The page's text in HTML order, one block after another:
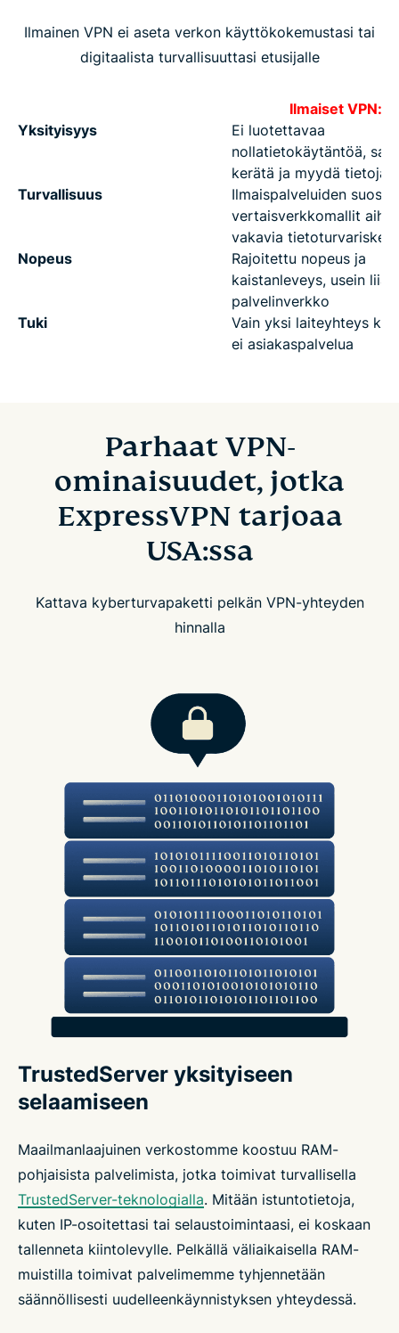
Ilmainen VPN ei aseta verkon käyttökokemustasi tai
digitaalista turvallisuuttasi etusijalle
Ilmaiset VPN:t
Yksityisyys
Ei luotettavaa
nollatietokäytäntöä,
kerätä ja myydä tietojasi
Turvallisuus
Ilmaispalveluiden
vertaisverkkomallit
vakavia tietoturvariskejä
Nopeus
Rajoitettu nopeus ja
kaistanleveys, usein
palvelinverkko
Tuki
Vain yksi laiteyhteys
ei asiakaspalvelua
Parhaat VPN-
ominaisuudet, jotka
ExpressVPN tarjoaa
USA:ssa
Kattava kyberturvapaketti pelkän VPN-yhteyden
hinnalla
TrustedServer yksityiseen
selaamiseen
Maailmanlaajuinen verkostomme koostuu RAM-
pohjaisista palvelimista, jotka toimivat turvallisella
TrustedServer-teknologialla. Mitään istuntotietoja,
kuten IP-osoitettasi tai selaustoimintaasi, ei koskaan
tallenneta kiintolevylle. Pelkällä väliaikaisella RAM-
muistilla toimivat palvelimemme tyhjennetään
säännöllisesti uudelleenkäynnistyksen yhteydessä.